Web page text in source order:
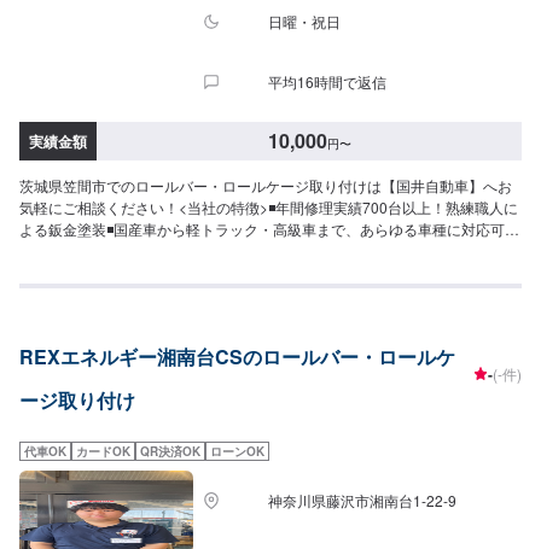
日曜・祝日
平均16時間で返信
実績金額 10,000円〜
茨城県笠間市でのロールバー・ロールケージ取り付けは【国井自動車】へお
気軽にご相談ください！<当社の特徴>◾年間修理実績700台以上！熟練職人に
よる鈑金塗装◾国産車から軽トラック・高級車まで、あらゆる車種に対応可
お時間があまり取れない…などのご相談もお気軽にどうぞ！【1】オファーに
となります。(要相談)納期は前後する場合がございます。予めご了承くださ
い。-----ご来店時の注意、受付方法-----入庫の際はお気をつけてお越しくださ
い。駐車スペースは事務所前の空いているスペースに駐車してください。受
します。【定休日・営業時間】定休日：第２、４土曜日、日曜日、祝日営業
時間：8:00~17:00
REXエネルギー湘南台CSのロールバー・ロールケ
ージ取り付け
-(-件)
代車OK カードOK QR決済OK ローンOK
神奈川県藤沢市湘南台1-22-9